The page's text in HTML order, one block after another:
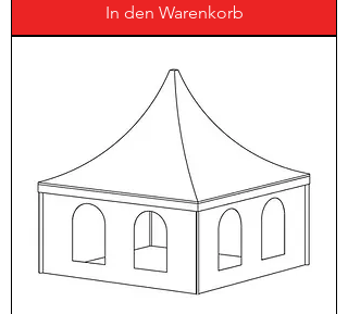
In den Warenkorb